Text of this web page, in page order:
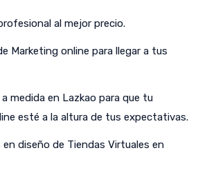
al mejor precio.
Marketing online para llegar a tus
a medida en Lazkao para que tu
esté a la altura de tus expectativas.
en diseño de Tiendas Virtuales en